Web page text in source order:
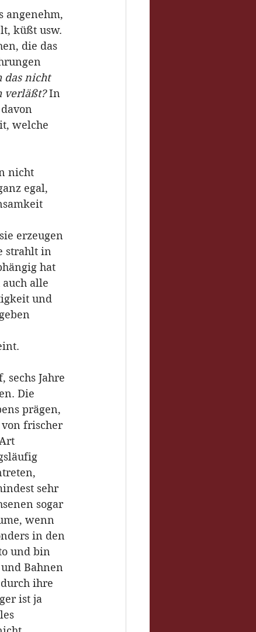
angenehm,
küßt usw.
die das
das nicht
verläßt? In
welche
nicht
egal,
erzeugen
strahlt in
hat
alle
und
Jahre
Die
prägen,
von frischer
sehr
sogar
wenn
in den
und bin
Bahnen
ihre
ist ja